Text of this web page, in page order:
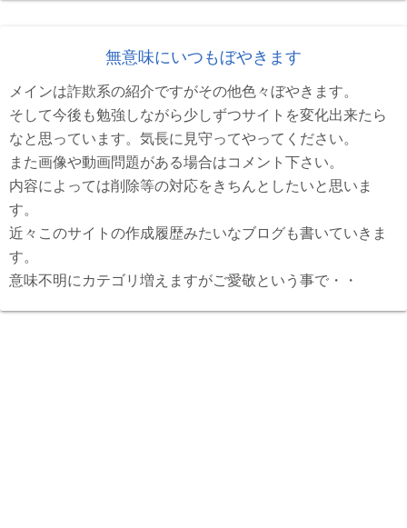
無意味にいつもぼやきます
メインは詐欺系の紹介ですがその他色々ぼやきます。
そして今後も勉強しながら少しずつサイトを変化出来たら
なと思っています。気長に見守ってやってください。
また画像や動画問題がある場合はコメント下さい。
内容によっては削除等の対応をきちんとしたいと思いま
す。
近々このサイトの作成履歴みたいなブログも書いていきま
す。
意味不明にカテゴリ増えますがご愛敬という事で・・